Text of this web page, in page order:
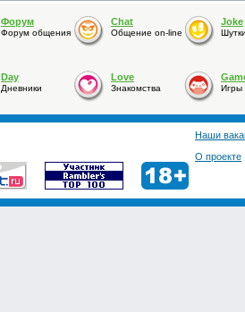
Форум
Форум общения
Chat
Общение on-line
Joke
Day
Дневники
Love
Знакомства Игры
Наши
О проекте